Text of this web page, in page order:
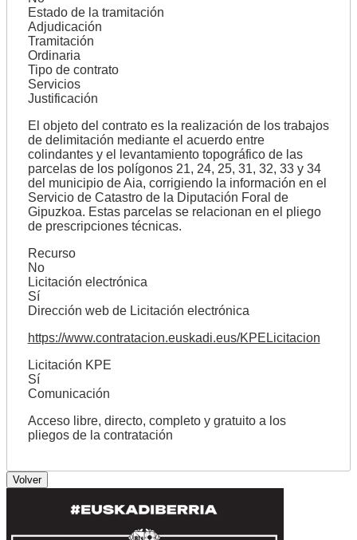
Estado de la tramitación
Adjudicación
Tramitación
Ordinaria
Tipo de contrato
Servicios
Justificación
El objeto del contrato es la realización de los trabajos
de delimitación mediante el acuerdo entre
colindantes y el levantamiento topográfico de las
parcelas de los polígonos 21, 24, 25, 31, 32, 33 y 34
del municipio de Aia, corrigiendo la información en el
Servicio de Catastro de la Diputación Foral de
Gipuzkoa. Estas parcelas se relacionan en el pliego
de prescripciones técnicas.
Recurso
No
Licitación electrónica
Sí
Dirección web de Licitación electrónica
https://www.contratacion.euskadi.eus/KPELicitacion
Licitación KPE
Sí
Comunicación
Acceso libre, directo, completo y gratuito a los
pliegos de la contratación